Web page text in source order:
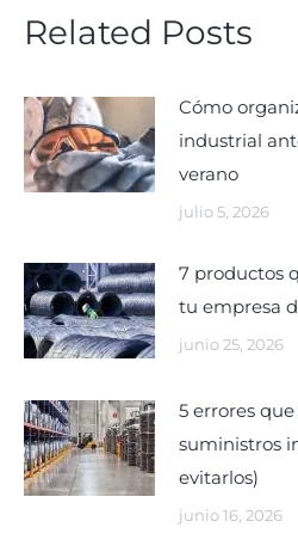
Related Posts
Cómo
industrial
verano
julio 5, 2026
7 productos
tu empresa
junio 25, 2026
5 errores
suministros
evitarlos)
junio 16, 2026